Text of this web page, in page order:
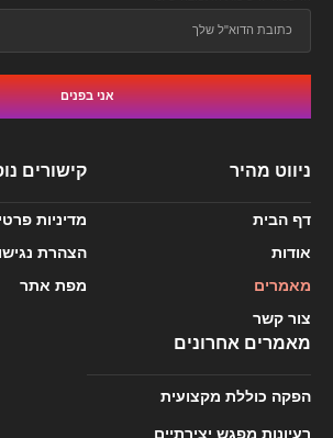
אני בפנים
ניווט מהיר
דף הבית
אודות
מאמרים
צור קשר
קישורים
מדיניות
הצהרת
מפת אתר
מאמרים אחרונים
הפקה כוללת מקצועית
רעיונות מפגש יצירתיים